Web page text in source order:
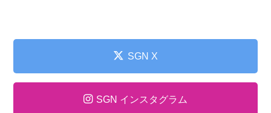
SGN X
SGN インスタグラム